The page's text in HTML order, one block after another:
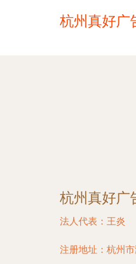
杭州真好广
杭州真好广
法人代表： 王炎
注册地址： 杭州